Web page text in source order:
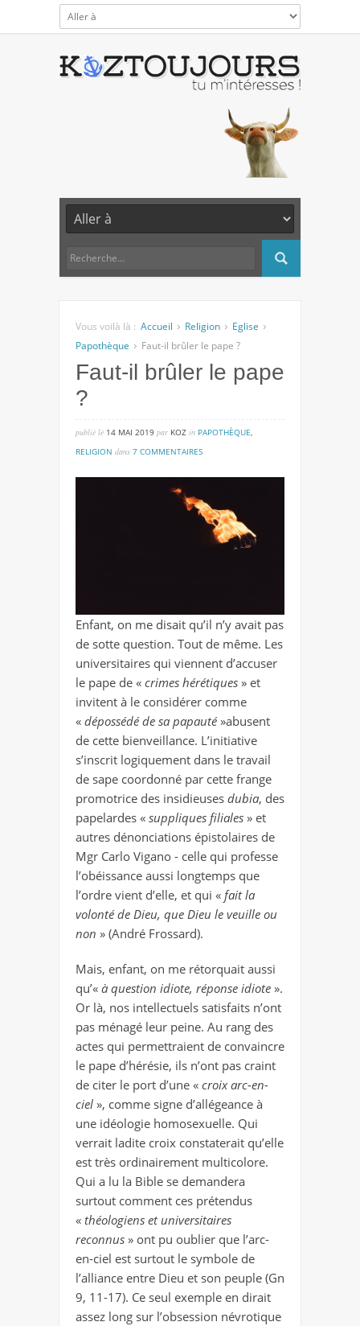
Vous voilà là : Accueil Religion
Eglise
Papothèque
Faut-il brûler le pape ?
Faut-il brûler le pape
?
publié lé 14 MAI 2019 par KOZ in PAPOTHÈQUE
RELIGION dans 7 COMMENTAIRESsur
brûler
pape
Enfant, on me disait qu’il n’y avait pas
de sotte question. Tout de même. Les
universitaires qui viennent d’accuser
le pape de « crimes hérétiques » et
invitent à le considérer comme
« dépossédé de sa papauté »abusent
de cette bienveillance. L’initiative
s’inscrit logiquement dans le travail
de sape coordonné par cette frange
promotrice des insidieuses dubia, des
papelardes « suppliques filiales » et
autres dénonciations épistolaires de
Mgr Carlo Vigano - celle qui professe
l’obéissance aussi longtemps que
l’ordre vient d’elle, et qui « fait la
volonté de Dieu, que Dieu le veuille ou
non » (André Frossard).
Mais, enfant, on me rétorquait aussi
qu’« à question idiote, réponse idiote ».
Or là, nos intellectuels satisfaits n’ont
pas ménagé leur peine. Au rang des
actes qui permettraient de convaincre
le pape d’hérésie, ils n’ont pas craint
de citer le port d’une « croix arc-en-
ciel », comme signe d’allégeance à
une idéologie homosexuelle. Qui
verrait ladite croix constaterait qu’elle
est très ordinairement multicolore.
Qui a lu la Bible se demandera
surtout comment ces prétendus
« théologiens et universitaires
reconnus » ont pu oublier que l’arc-
en-ciel est surtout le symbole de
l’alliance entre Dieu et son peuple (Gn
9, 11-17). Ce seul exemple en dirait
assez long sur l’obsession névrotique